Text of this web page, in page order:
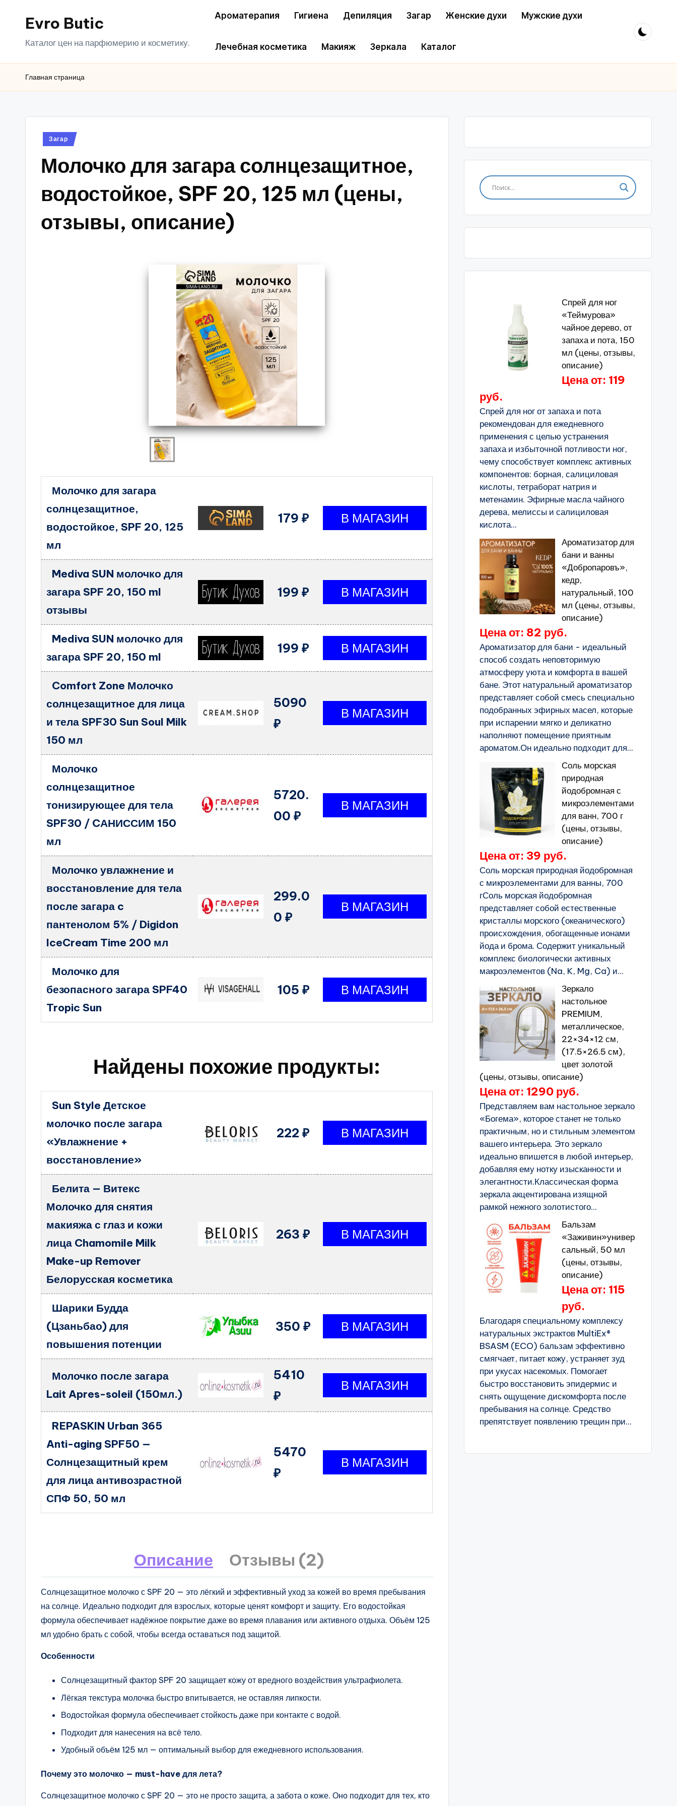
ПерейтиEvro Butic
Каталог цен на парфюмерию и косметику.
Ароматерапия Гигиена Депиляция Загар Женские духи Мужские духи
Лечебная косметика Макияж Зеркала Каталог
Главная страница
Опубликовано
Загар
Молочко для загара солнцезащитное,
водостойкое, SPF 20, 125 мл (цены,
отзывы, описание)
Молочко для загара
солнцезащитное,
водостойкое, SPF 20, 125
мл
179 ₽
Mediva SUN молочко для
загара SPF 20, 150 ml
отзывы
199 ₽
Mediva SUN молочко для
загара SPF 20, 150 ml
199 ₽
Comfort Zone Молочко
солнцезащитное для лица
и тела SPF30 Sun Soul Milk
150 мл
5090
₽
Молочко
солнцезащитное
тонизирующее для тела
SPF30 / CАНИССИМ 150
мл
5720.
00 ₽
Молочко увлажнение и
восстановление для тела
после загара c
пантенолом 5% / Digidon
IceCream Time 200 мл
299.0
0 ₽
Молочко для
безопасного загара SPF40
Tropic Sun
105 ₽
Найдены похожие продукты:
Sun Style Детское
молочко после загара
«Увлажнение +
восстановление»
222 ₽
Белита — Витекс
Молочко для снятия
макияжа с глаз и кожи
лица Chamomile Milk
Make-up Remover
Белорусская косметика
263 ₽
Шарики Будда
(Цзаньбао) для
повышения потенции
350 ₽
Молочко после загара
Lait Apres-soleil (150мл.)
5410
₽
REPASKIN Urban 365
Anti-aging SPF50 —
Солнцезащитный крем
для лица антивозрастной
СПФ 50, 50 мл
5470
₽
Описание Отзывы (2)
Солнцезащитное молочко с SPF 20 — это лёгкий и эффективный уход за кожей во время пребывания
на солнце. Идеально подходит для взрослых, которые ценят комфорт и защиту. Его водостойкая
формула обеспечивает надёжное покрытие даже во время плавания или активного отдыха. Объём 125
мл удобно брать с собой, чтобы всегда оставаться под защитой.
Особенности
Солнцезащитный фактор SPF 20 защищает кожу от вредного воздействия ультрафиолета.
Лёгкая текстура молочка быстро впитывается, не оставляя липкости.
Водостойкая формула обеспечивает стойкость даже при контакте с водой.
Подходит для нанесения на всё тело.
Удобный объём 125 мл — оптимальный выбор для ежедневного использования.
Почему это молочко — must-have для лета?
Солнцезащитное молочко с SPF 20 — это не просто защита, а забота о коже. Оно подходит для тех, кто
Спрей для ног
«Теймурова»
чайное дерево, от
запаха и пота, 150
мл (цены, отзывы,
описание)
Цена от: 119
руб.
Спрей для ног от запаха и пота
рекомендован для ежедневного
применения с целью устранения
запаха и избыточной потливости ног,
чему способствует комплекс активных
компонентов: борная, салициловая
кислоты, тетраборат натрия и
метенамин. Эфирные масла чайного
дерева, мелиссы и салициловая
кислота...
Ароматизатор для
бани и ванны
«Добропаровъ»,
кедр,
натуральный, 100
мл (цены, отзывы,
описание)
Цена от: 82 руб.
Ароматизатор для бани - идеальный
способ создать неповторимую
атмосферу уюта и комфорта в вашей
бане. Этот натуральный ароматизатор
представляет собой смесь специально
подобранных эфирных масел, которые
при испарении мягко и деликатно
наполняют помещение приятным
ароматом.Он идеально подходит для...
Соль морская
природная
йодобромная с
микроэлементами
для ванн, 700 г
(цены, отзывы,
описание)
Цена от: 39 руб.
Соль морская природная йодобромная
с микроэлементами для ванны, 700
гСоль морская йодобромная
представляет собой естественные
кристаллы морского (океанического)
происхождения, обогащенные ионами
йода и брома. Содержит уникальный
комплекс биологически активных
макроэлементов (Na, K, Mg, Ca) и...
Зеркало
настольное
PREMIUM,
металлическое,
22×34×12 см,
(17.5×26.5 см),
цвет золотой
(цены, отзывы, описание)
Цена от: 1290 руб.
Представляем вам настольное зеркало
«Богема», которое станет не только
практичным, но и стильным элементом
вашего интерьера. Это зеркало
идеально впишется в любой интерьер,
добавляя ему нотку изысканности и
элегантности.Классическая форма
зеркала акцентирована изящной
рамкой нежного золотистого...
Бальзам
«Заживин»универ
сальный, 50 мл
(цены, отзывы,
описание)
Цена от: 115
руб.
Благодаря специальному комплексу
натуральных экстрактов MultiEx®
BSASM (ECO) бальзам эффективно
смягчает, питает кожу, устраняет зуд
при укусах насекомых. Помогает
быстро восстановить эпидермис и
снять ощущение дискомфорта после
пребывания на солнце. Средство
препятствует появлению трещин при...